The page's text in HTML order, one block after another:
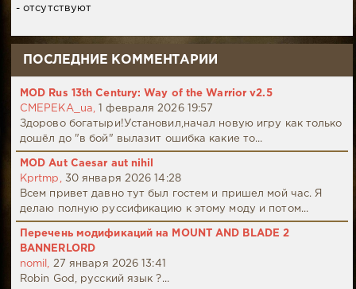
- отсутствуют
ПОСЛЕДНИЕ КОММЕНТАРИИ
MOD Rus 13th Century: Way of the Warrior v2.5
CMEPEKA_ua,
1 февраля 2026 19:57
Здорово богатыри!Установил,начал новую игру как только
дошёл до "в бой" вылазит ошибка какие то...
MOD Aut Caesar aut nihil
Kprtmp,
30 января 2026 14:28
Всем привет давно тут был гостем и пришел мой час. Я
делаю полную руссификацию к этому моду и потом...
Перечень модификаций на MOUNT AND BLADE 2
BANNERLORD
nomil,
27 января 2026 13:41
Robin God, русский язык ?...